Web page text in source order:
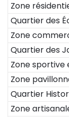
Zone
Quartier des
Zone
Quartier des
Zone sportive
Zone
Quartier
Zone